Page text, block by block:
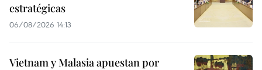
estratégicas
06/08/2026 14:13
Vietnam y Malasia apuestan por